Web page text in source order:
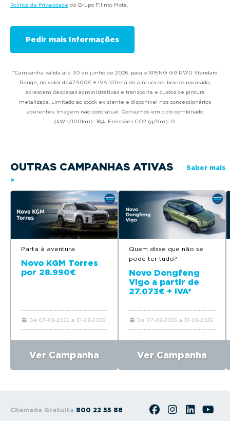
Política de Privacidade do Grupo Filinto Mota.
*Campanha válida até 30 de junho de 2026, para o XPENG G9 RWD Standard
Range, no valor de47.900€ + IVA. Oferta de pintura cor branco nacarado,
acrescem despesas administrativas e transporte e custos de pintura
metalizada. Limitado ao stock existente e disponível nos concessionários
aderentes. Imagem não contratual. Consumos em ciclo combinado
(kWh/100km): 18,4. Emissões CO2 (g/Km): 0.
OUTRAS CAMPANHAS ATIVAS
Saber mais
>
Parta à aventura
Novo KGM Torres
por 28.990€
De 07-08-2026 a 31-08-2026
Ver Campanha
Quem disse que não se
pode ter tudo?
Novo Dongfeng
Vigo a partir de
27.073€ + IVA*
De 07-08-2026 a 31-08-2026
Ver Campanha
Chamada Gratuita 800 22 55 88